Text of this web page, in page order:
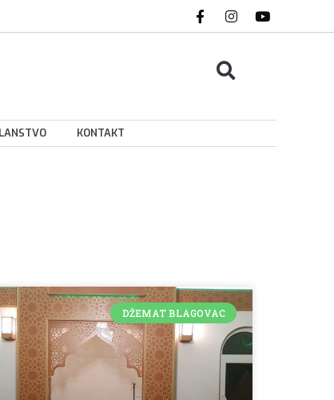
KONTAKT
DŽEMAT BLAGOVAC